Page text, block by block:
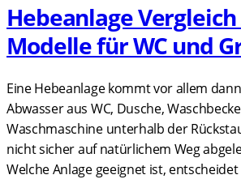
Hebeanlage Vergleich
Modelle für WC und
Eine Hebeanlage kommt vor allem
Abwasser aus WC, Dusche,
Waschmaschine unterhalb der
nicht sicher auf natürlichem Weg
Welche Anlage geeignet ist,